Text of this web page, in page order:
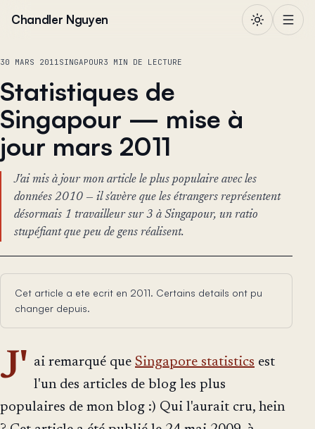
Chandler Nguyen
30 MARS 2011SINGAPOUR3 MIN DE LECTURE
Statistiques de
Singapour — mise à
jour mars 2011
J'ai mis à jour mon article le plus populaire avec les
données 2010 — il s'avère que les étrangers représentent
désormais 1 travailleur sur 3 à Singapour, un ratio
stupéfiant que peu de gens réalisent.
Cet article a ete ecrit en 2011. Certains details ont pu
changer depuis.
J' ai remarqué que Singapore statistics est
l'un des articles de blog les plus
populaires de mon blog :) Qui l'aurait cru, hein